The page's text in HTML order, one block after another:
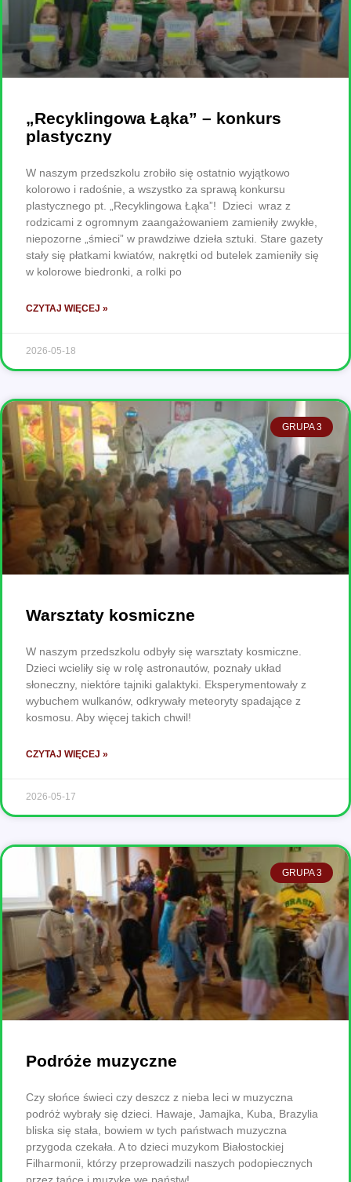
„Recyklingowa Łąka” – konkurs
plastyczny
W naszym przedszkolu zrobiło się ostatnio wyjątkowo
kolorowo i radośnie, a wszystko za sprawą konkursu
plastycznego pt. „Recyklingowa Łąka”! Dzieci wraz z
rodzicami z ogromnym zaangażowaniem zamieniły zwykłe,
niepozorne „śmieci” w prawdziwe dzieła sztuki. Stare gazety
stały się płatkami kwiatów, nakrętki od butelek zamieniły się
w kolorowe biedronki, a rolki po
CZYTAJ WIĘCEJ »
2026-05-18
GRUPA 3
Warsztaty kosmiczne
W naszym przedszkolu odbyły się warsztaty kosmiczne.
Dzieci wcieliły się w rolę astronautów, poznały układ
słoneczny, niektóre tajniki galaktyki. Eksperymentowały z
wybuchem wulkanów, odkrywały meteoryty spadające z
kosmosu. Aby więcej takich chwil!
CZYTAJ WIĘCEJ »
2026-05-17
GRUPA 3
Podróże muzyczne
Czy słońce świeci czy deszcz z nieba leci w muzyczna
podróż wybrały się dzieci. Hawaje, Jamajka, Kuba, Brazylia
bliska się stała, bowiem w tych państwach muzyczna
przygoda czekała. A to dzieci muzykom Białostockiej
Filharmonii, którzy przeprowadzili naszych podopiecznych